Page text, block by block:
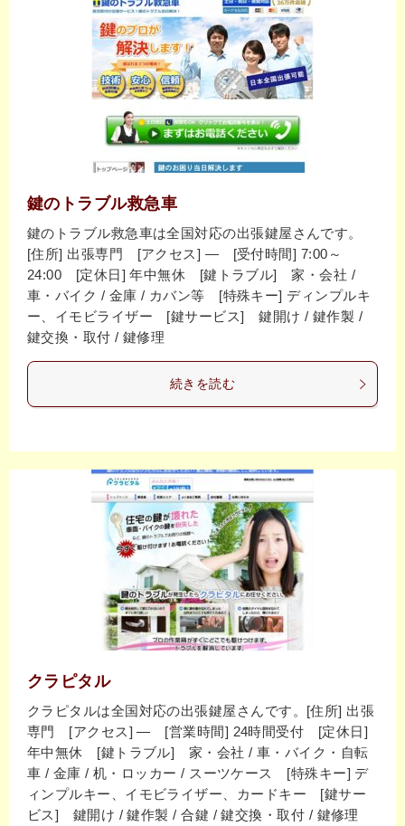
鍵のトラブル救急車
鍵のトラブル救急車は全国対応の出張鍵屋さんです。
[住所] 出張専門 [アクセス] ― [受付時間] 7:00～
24:00 [定休日] 年中無休 [鍵トラブル] 家・会社 /
車・バイク / 金庫 / カバン等 [特殊キー] ディンプルキ
ー、イモビライザー [鍵サービス] 鍵開け / 鍵作製 /
鍵交換・取付 / 鍵修理
続きを読む
クラピタル
クラピタルは全国対応の出張鍵屋さんです。[住所] 出張
専門 [アクセス] ― [営業時間] 24時間受付 [定休日]
年中無休 [鍵トラブル] 家・会社 / 車・バイク・自転
車 / 金庫 / 机・ロッカー / スーツケース [特殊キー] デ
ィンプルキー、イモビライザー、カードキー [鍵サー
ビス] 鍵開け / 鍵作製 / 合鍵 / 鍵交換・取付 / 鍵修理